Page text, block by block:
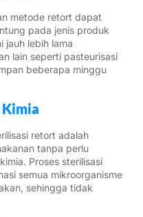
metode retort dapat
pada jenis produk
jauh lebih lama
lain seperti pasteurisasi
beberapa minggu
Kimia
retort adalah
tanpa perlu
Proses sterilisasi
semua mikroorganisme
sehingga tidak